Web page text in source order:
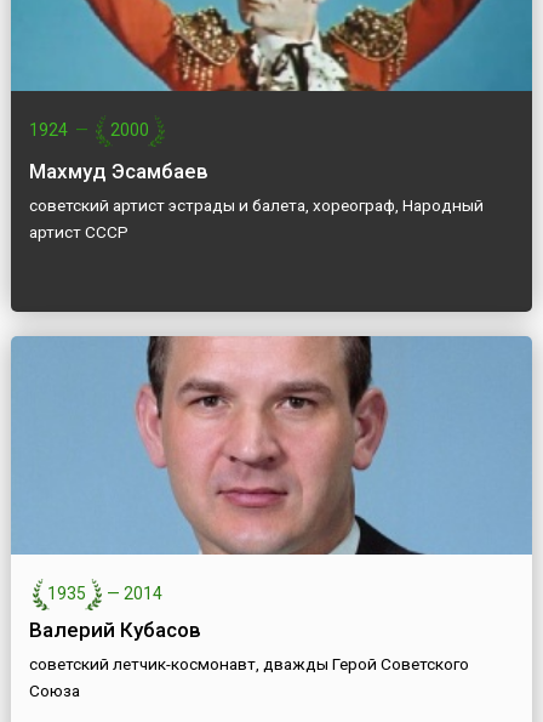
1924 — 2000
Махмуд Эсамбаев
советский артист эстрады и балета, хореограф, Народный
артист СССР
1935 — 2014
Валерий Кубасов
советский летчик-космонавт, дважды Герой Советского
Союза